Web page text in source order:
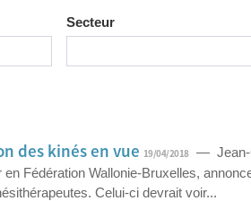
Secteur
des kinés en vue 19/04/2018 — Jean-
Fédération Wallonie-Bruxelles,
Celui-ci devrait voir...